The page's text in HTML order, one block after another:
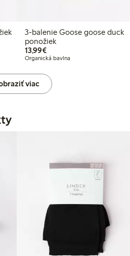
ponožiek
3-balenie Goose goose duck
ponožiek
13,99€13,99 €
Organická bavlna
viac